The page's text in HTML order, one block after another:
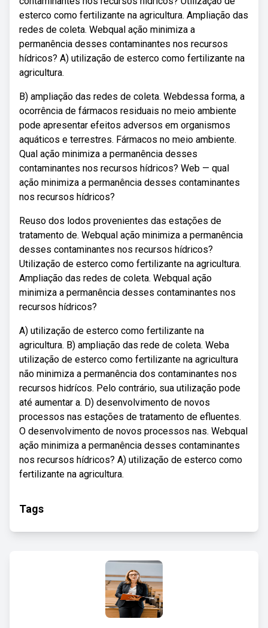
esterco como fertilizante na agricultura. Ampliação das
redes de coleta. Webqual ação minimiza a
permanência desses contaminantes nos recursos
hídricos? A) utilização de esterco como fertilizante na
agricultura.
B) ampliação das redes de coleta. Webdessa forma, a
ocorrência de fármacos residuais no meio ambiente
pode apresentar efeitos adversos em organismos
aquáticos e terrestres. Fármacos no meio ambiente.
Qual ação minimiza a permanência desses
contaminantes nos recursos hídricos? Web — qual
ação minimiza a permanência desses contaminantes
nos recursos hídricos?
Reuso dos lodos provenientes das estações de
tratamento de. Webqual ação minimiza a permanência
desses contaminantes nos recursos hídricos?
Utilização de esterco como fertilizante na agricultura.
Ampliação das redes de coleta. Webqual ação
minimiza a permanência desses contaminantes nos
recursos hídricos?
A) utilização de esterco como fertilizante na
agricultura. B) ampliação das rede de coleta. Weba
utilização de esterco como fertilizante na agricultura
não minimiza a permanência dos contaminantes nos
recursos hidrícos. Pelo contrário, sua utilização pode
até aumentar a. D) desenvolvimento de novos
processos nas estações de tratamento de efluentes.
O desenvolvimento de novos processos nas. Webqual
ação minimiza a permanência desses contaminantes
nos recursos hídricos? A) utilização de esterco como
fertilizante na agricultura.
Tags